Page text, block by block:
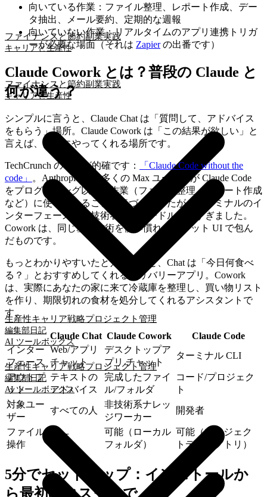
ファイナンスと節約副業実践
キャリアと生産性
生産性キャリア戦略プロジェクト管理
編集部日記
AI ツールボックス
ファイナンスと節約副業実践
キャリアと生産性
生産性キャリア戦略プロジェクト管理
編集部日記
AI ツールボックス
向いている作業：ファイル整理、レポート作成、デー
タ抽出、メール要約、定期的な週報
向いていない作業：リアルタイムのアプリ連携トリガ
ーが必要な場面（それは Zapierの出番です）
Claude Cowork とは？普段の Claude と
何が違う？
シンプルに言うと、Claude Chat は「質問して、アドバイス
をもらう」場所。Claude Cowork は「この結果が欲しい」と
言えば、実際にやってくれる場所です。
TechCrunch の表現が的確です：
「Claude Code without the
code」
。Anthropic は、多くの Max ユーザーが Claude Code
をプログラミング以外の作業（ファイル整理、レポート作成
など）に使っていることに気づきましたが、ターミナルのイ
ンターフェースは非技術者にはハードルが高すぎました。
Cowork は、同じ基盤技術を使い慣れたチャット UI で包ん
だものです。
もっとわかりやすいたとえで言うと、Chat は「今日何食べ
る？」とおすすめしてくれるデリバリーアプリ。Cowork
は、実際にあなたの家に来て冷蔵庫を整理し、買い物リスト
を作り、期限切れの食材を処分してくれるアシスタントで
す。
Claude Chat Claude Cowork
Claude Code
インター
フェース
Web/アプリ
チャット
デスクトップア
プリ チャット
ターミナル CLI
アウトプ
ット
テキストの
アドバイス
完成したファイ
ル/フォルダ
コード/プロジェク
ト
対象ユー
ザー
すべての人
非技術系ナレッ
ジワーカー
開発者
ファイル
操作
不可
可能（ローカル
フォルダ）
可能（プロジェク
トディレクトリ）
5分でセットアップ：インストールか
ら最初のタスクまで